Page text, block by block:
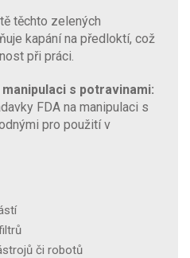
těchto zelených
kapání na předloktí, což
při práci.
s potravinami:
FDA na manipulaci s
pro použití v
či robotů